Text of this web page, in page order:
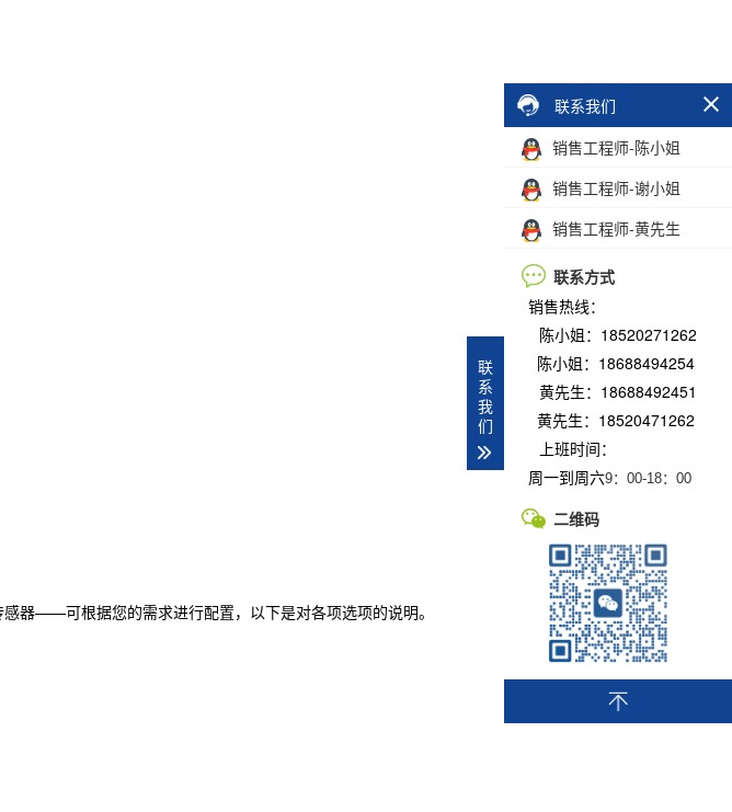
器——可根据您的需求进行配置，以下是对各项选项的说明。
联系我们
销售工程师-陈小姐
销售工程师-谢小姐
销售工程师-黄先生
联系方式
销售热线：
陈小姐：18520271262
陈小姐：18688494254
黄先生：18688492451
黄先生：18520471262
上班时间：
周一到周六9：00-18：00
二维码
联
系
我
们